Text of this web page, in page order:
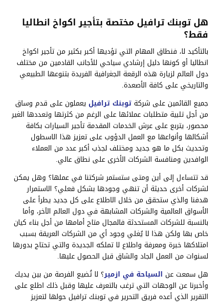
هل توبنك ترافيل مختصة بتأجير اكواخ انطاليا
فقط؟
بالتأكيد لا، فنطاق المهام التي تؤديها أكبر بكثير من تأجير اكواخ
انطاليا أو كونها دليل إرشادي سياحي للأجانب القادمين من مختلف
دول العالم لزيارة هذه الرقعة الجغرافية الفريدة بتنوعها الطبيعي
والتاريخي على كافة الأصعدة.
جميع القائمين على شركة توبنك ترافيل يعملون على قدم وساق
من أجل تلبية متطلبات عملائها على الرغم من كثرتها وتعددها الغير
محصور، يتربع على عرش الخدمات المقدمة تأجير السيارات بكافة
أشكالها وأنواعها مع العمل الدؤوب على تعزيز هذا الاسطول
وتحديث بكل ما هو جديد ومختلف لجذب أكبر عدد من العملاء
الوافدين ومنافسة الشركات الأخرى على نطاق عالي.
قد تتساءل إلى أين ومتى ستستمر شركتنا في عملها؟ وهل يمكن
لشركات أخرى حديثة أن تنهي وجودها بشكل فعلي؟ الاستمرار
هدفنا والذي ستحقق من خلال الاطلاع على كل جديد يطرأ على
الأسواق العالمية والشركات المشابهة في دول العالم الآخر، وأما
بالنسبة للشركات المستحدثة فالمجال متاح أمامها من أجل بناء كيان
خاص بها ولكن هذا لا يُغلي وجود أي من الشركات العريقة بسبب
امتلاكها خبرة ومعرفة واطلاع لا تملكه الجديدة والتي تحتاج بدورها
لسنوات من العمل الجاد والشاق قبل الحصول عليها.
هل سمعت عن السياحة في ازمير؟ لا تُضيع الفرصة من بين يديك
وأخبرنا عن الوجهات التي ترغب بالتعرف عليها وقبل ذلك اطلع على
التقرير الذي أعده فريق التحرير في توبنك ترافيل حولها لتعزيز